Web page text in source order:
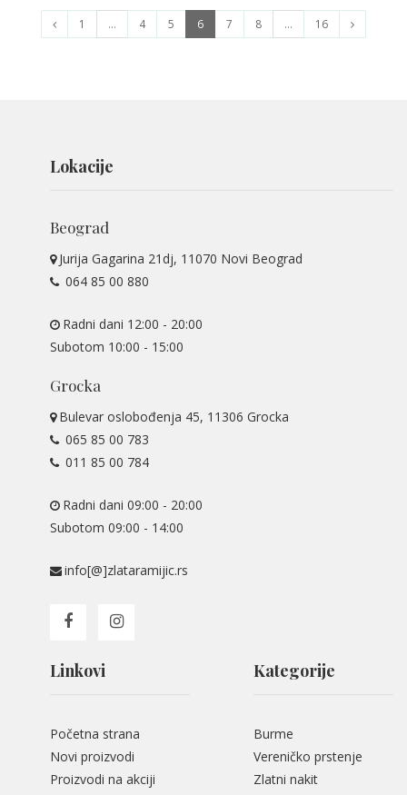
1 ... 4 5 6(trenutna
stranica)
7 8 ... 16
Lokacije
Beograd
Jurija Gagarina 21dj, 11070 Novi Beograd
064 85 00 880
Radni dani 12:00 - 20:00
Subotom 10:00 - 15:00
Grocka
Bulevar oslobođenja 45, 11306 Grocka
065 85 00 783
011 85 00 784
Radni dani 09:00 - 20:00
Subotom 09:00 - 14:00
info[@]zlataramijic.rs
Linkovi
Početna strana
Novi proizvodi
Proizvodi na akciji
Kategorije
Burme
Vereničko prstenje
Zlatni nakit